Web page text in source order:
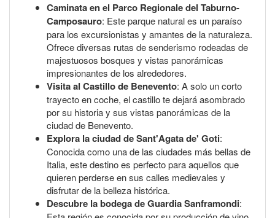
Caminata en el Parco Regionale del Taburno-
Camposauro: Este parque natural es un paraíso
para los excursionistas y amantes de la naturaleza.
Ofrece diversas rutas de senderismo rodeadas de
majestuosos bosques y vistas panorámicas
impresionantes de los alrededores.
Visita al Castillo de Benevento: A solo un corto
trayecto en coche, el castillo te dejará asombrado
por su historia y sus vistas panorámicas de la
ciudad de Benevento.
Explora la ciudad de Sant'Agata de' Goti:
Conocida como una de las ciudades más bellas de
Italia, este destino es perfecto para aquellos que
quieren perderse en sus calles medievales y
disfrutar de la belleza histórica.
Descubre la bodega de Guardia Sanframondi: